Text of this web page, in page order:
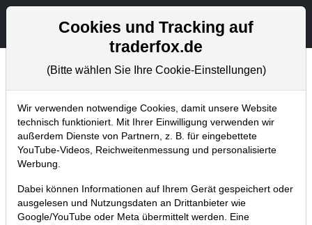
Aktien- und Artikelsuche
Chartanalysen
Home Blog Chartanalysen
Chartanalyse AMD: Ist die Aktie
nach der 30%igen Korrektur ein
Kauf?
14.10.2024 um 14:05 Uhr | P. Uhlschmied
Cookies und Tracking auf
traderfox.de
(Bitte wählen Sie Ihre Cookie-Einstellungen)
Wir verwenden notwendige Cookies, damit unsere Website
technisch funktioniert. Mit Ihrer Einwilligung verwenden wir
außerdem Dienste von Partnern, z. B. für eingebettete
YouTube-Videos, Reichweitenmessung und personalisierte
Werbung.
Dabei können Informationen auf Ihrem Gerät gespeichert oder
ausgelesen und Nutzungsdaten an Drittanbieter wie
Google/YouTube oder Meta übermittelt werden. Eine